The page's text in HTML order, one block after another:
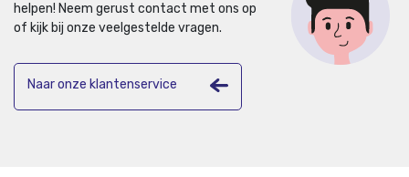
helpen! Neem gerust contact met ons op
of kijk bij onze veelgestelde vragen.
Naar onze klantenservice